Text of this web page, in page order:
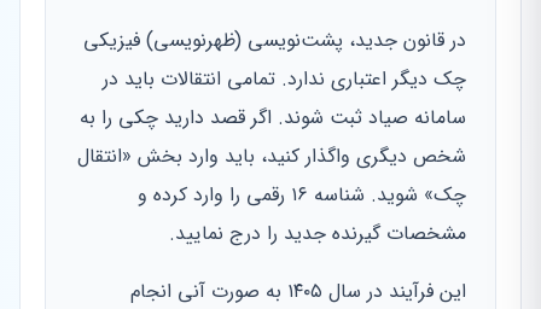
در قانون جدید، پشت‌نویسی (ظهرنویسی) فیزیکی
چک دیگر اعتباری ندارد. تمامی انتقالات باید در
سامانه صیاد ثبت شوند. اگر قصد دارید چکی را به
شخص دیگری واگذار کنید، باید وارد بخش «انتقال
چک» شوید. شناسه ۱۶ رقمی را وارد کرده و
مشخصات گیرنده جدید را درج نمایید.
این فرآیند در سال ۱۴۰۵ به صورت آنی انجام